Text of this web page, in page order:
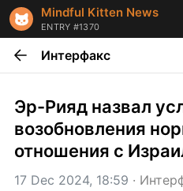
Mindful Kitten News
ENTRY #1370
Интерфакс
Эр-Рияд назвал
возобновления
отношения с
17 Dec 2024, 18:59 ·